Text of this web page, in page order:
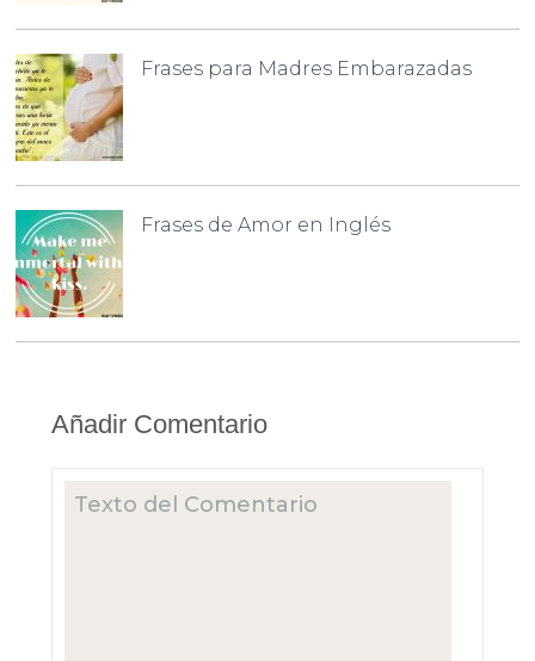
Frases para Madres Embarazadas
Frases de Amor en Inglés
Añadir Comentario